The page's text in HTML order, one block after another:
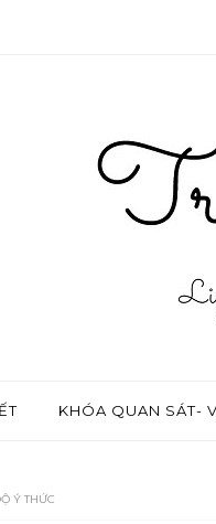
KHÓA QUAN SÁT-
Ý THỨC